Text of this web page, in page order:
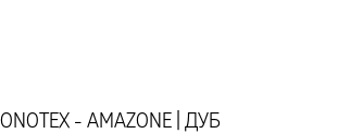
- AMAZONE | ДУБ